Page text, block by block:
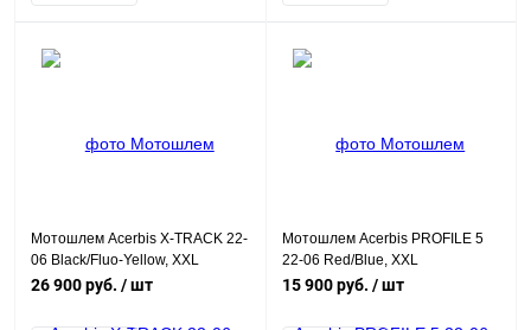
Мотошлем Acerbis X-TRACK 22-
06 Black/Fluo-Yellow, XXL
26 900 руб. / шт
Мотошлем Acerbis PROFILE 5
22-06 Red/Blue, XXL
15 900 руб. / шт